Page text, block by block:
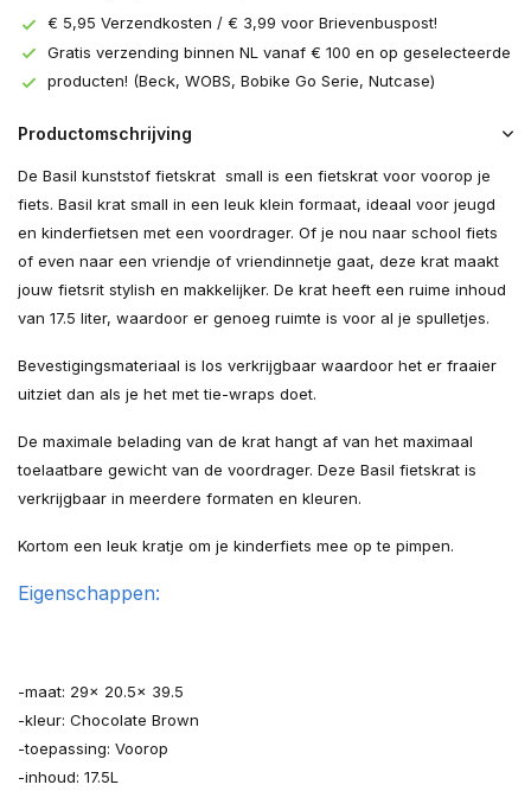
€ 5,95 Verzendkosten / € 3,99 voor Brievenbuspost!
Gratis verzending binnen NL vanaf € 100 en op geselecteerde
producten! (Beck, WOBS, Bobike Go Serie, Nutcase)
Productomschrijving
De Basil kunststof fietskrat small is een fietskrat voor voorop je
fiets. Basil krat small in een leuk klein formaat, ideaal voor jeugd
en kinderfietsen met een voordrager. Of je nou naar school fiets
of even naar een vriendje of vriendinnetje gaat, deze krat maakt
jouw fietsrit stylish en makkelijker. De krat heeft een ruime inhoud
van 17.5 liter, waardoor er genoeg ruimte is voor al je spulletjes.
Bevestigingsmateriaal is los verkrijgbaar waardoor het er fraaier
uitziet dan als je het met tie-wraps doet.
De maximale belading van de krat hangt af van het maximaal
toelaatbare gewicht van de voordrager. Deze Basil fietskrat is
verkrijgbaar in meerdere formaten en kleuren.
Kortom een leuk kratje om je kinderfiets mee op te pimpen.
Eigenschappen:
-maat: 29x 20.5x 39.5
-kleur: Chocolate Brown
-toepassing: Voorop
-inhoud: 17.5L